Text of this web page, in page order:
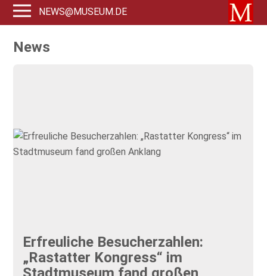
NEWS@MUSEUM.DE
News
Erfreuliche Besucherzahlen:
„Rastatter Kongress“ im